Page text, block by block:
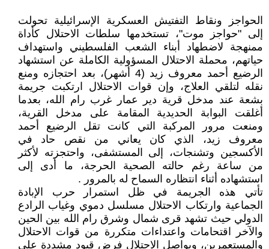
الحواجز ونقاط التفتيش العسكرية الإسرائيلية تحولت
إلى "حواجز موت"، تستخدمها سلطات الاحتلال كأداة
ممنهجة لاضطهاد أبناء الشعب الفلسطيني واستهداف
حياتهم، محملة الاحتلال المسؤولية الكاملة عن استشهاد
الرضيع أحمد معروف زيد (4 أشهر)، بعد احتجازه ومنع
نقله لتلقي العلاج، وإن قوات الاحتلال ارتكبت جريمة
بشعة عند مدخل قرية دير عمار غرب رام الله، بعدما
أغلقت البوابة الحديدية المقامة على مدخل القرية،
ومنعت مرور المركبة التي كانت تقل الرضيع أحمد
معروف زيد، الذي كان يعاني من نقص حاد في
الأكسجين وتشنجات، إلى المستشفى، واحتجزته لأكثر
من ساعة رغم حالته الصحية الحرجة، ما أدى إلى
استشهاده أثناء انتظاره السماح له بالمرور .
تأتي هذه الجريمة في ظل استمرار حرب الإبادة
الجماعية وارتكاب الاحتلال مسلسل دموي وغياب الرادع
الدولي حيث تشهد قرى شمال وشرق رام الله بين الحين
والآخر اقتحامات واعتداءات متكررة من قوات الاحتلال
والمستعمرين، ويواصل الاحتلال فرض قيود مشددة على